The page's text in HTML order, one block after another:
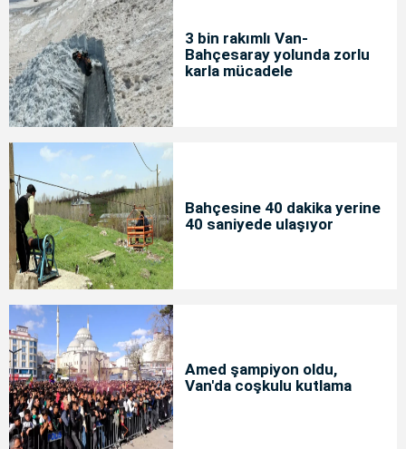
3 bin rakımlı Van-
Bahçesaray yolunda zorlu
karla mücadele
Bahçesine 40 dakika yerine
40 saniyede ulaşıyor
Amed şampiyon oldu,
Van'da coşkulu kutlama